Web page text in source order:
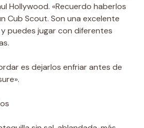
Hollywood. «Recuerdo haberlos
Cub Scout. Son una excelente
puedes jugar con diferentes
es dejarlos enfriar antes de